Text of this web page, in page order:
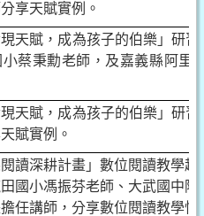
享天賦實例。
天賦，成為孩子的伯樂」研習
蔡秉勳老師，及嘉義縣阿里
天賦，成為孩子的伯樂」研習
賦實例。
讀深耕計畫」數位閱讀教學
國小馮振芬老師、大武國中
任講師，分享數位閱讀教學情